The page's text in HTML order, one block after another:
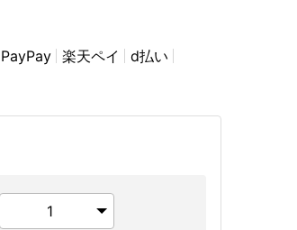
PayPay 楽天ペイ
d払い